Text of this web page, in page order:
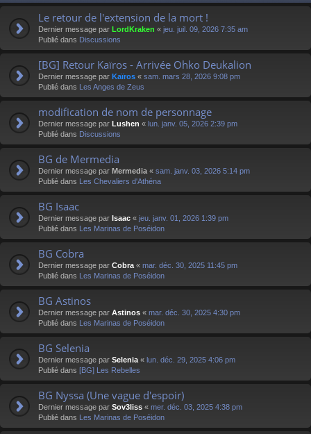
e
Le retour de l'extension de la mort !
Dernier message par LordKraken « jeu. juil. 09, 2026 7:35 am
Publié dans Discussions
[BG] Retour Kaïros - Arrivée Ohko Deukalion
Dernier message par Kaïros « sam. mars 28, 2026 9:08 pm
Publié dans Les Anges de Zeus
modification de nom de personnage
Dernier message par Lushen « lun. janv. 05, 2026 2:39 pm
Publié dans Discussions
BG de Mermedia
Dernier message par Mermedia « sam. janv. 03, 2026 5:14 pm
Publié dans Les Chevaliers d'Athéna
BG Isaac
Dernier message par Isaac « jeu. janv. 01, 2026 1:39 pm
Publié dans Les Marinas de Poséidon
BG Cobra
Dernier message par Cobra « mar. déc. 30, 2025 11:45 pm
Publié dans Les Marinas de Poséidon
BG Astinos
Dernier message par Astinos « mar. déc. 30, 2025 4:30 pm
Publié dans Les Marinas de Poséidon
BG Selenia
Dernier message par Selenia « lun. déc. 29, 2025 4:06 pm
Publié dans [BG] Les Rebelles
BG Nyssa (Une vague d'espoir)
Dernier message par Sov3liss « mer. déc. 03, 2025 4:38 pm
Publié dans Les Marinas de Poséidon